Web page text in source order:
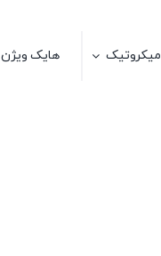
میکروتیک هایک ویژن